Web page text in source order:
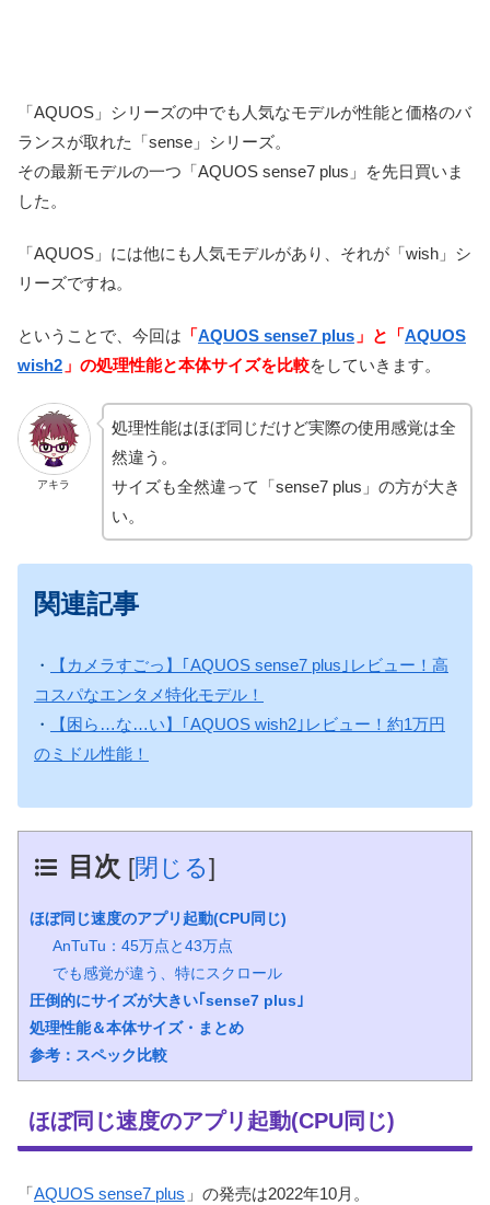
「AQUOS」シリーズの中でも人気なモデルが性能と価格のバ
ランスが取れた「sense」シリーズ。
その最新モデルの一つ「AQUOS sense7 plus」を先日買いま
した。
「AQUOS」には他にも人気モデルがあり、それが「wish」シ
リーズですね。
ということで、今回は 「AQUOS sense7 plus 」と「AQUOS
wish2 」の処理性能と本体サイズを比較をしていきます。
アキラ
処理性能はほぼ同じだけど実際の使用感覚は全
然違う。
サイズも全然違って「sense7 plus」の方が大き
い。
関連記事
・
【カメラすごっ】｢AQUOS sense7 plus｣レビュー！高
コスパなエンタメ特化モデル！
・
【困ら…な…い】｢AQUOS wish2｣レビュー！約1万円
のミドル性能！
目次 [閉じる]
ほぼ同じ速度のアプリ起動(CPU同じ)
AnTuTu：45万点と43万点
でも感覚が違う、特にスクロール
圧倒的にサイズが大きい｢sense7 plus｣
処理性能＆本体サイズ・まとめ
参考：スペック比較
ほぼ同じ速度のアプリ起動(CPU同じ)
「AQUOS sense7 plus 」の発売は2022年10月。